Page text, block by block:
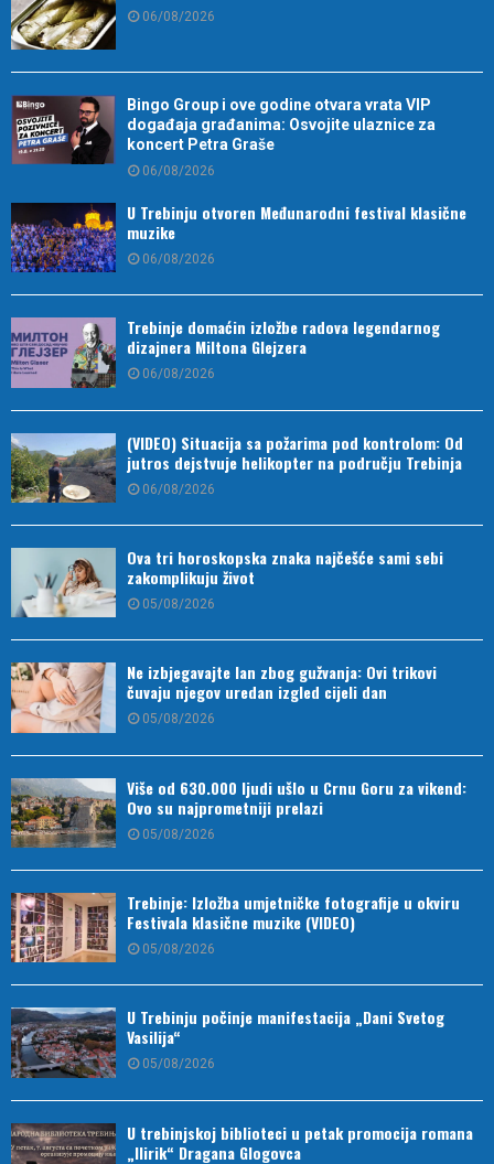
06/08/2026
Bingo Group i ove godine otvara vrata VIP
događaja građanima: Osvojite ulaznice za
koncert Petra Graše
06/08/2026
U Trebinju otvoren Međunarodni festival klasične
muzike
06/08/2026
Trebinje domaćin izložbe radova legendarnog
dizajnera Miltona Glejzera
06/08/2026
(VIDEO) Situacija sa požarima pod kontrolom: Od
jutros dejstvuje helikopter na području Trebinja
06/08/2026
Ova tri horoskopska znaka najčešće sami sebi
zakomplikuju život
05/08/2026
Ne izbjegavajte lan zbog gužvanja: Ovi trikovi
čuvaju njegov uredan izgled cijeli dan
05/08/2026
Više od 630.000 ljudi ušlo u Crnu Goru za vikend:
Ovo su najprometniji prelazi
05/08/2026
Trebinje: Izložba umjetničke fotografije u okviru
Festivala klasične muzike (VIDEO)
05/08/2026
U Trebinju počinje manifestacija „Dani Svetog
Vasilija“
05/08/2026
U trebinjskoj biblioteci u petak promocija romana
„Ilirik“ Dragana Glogovca